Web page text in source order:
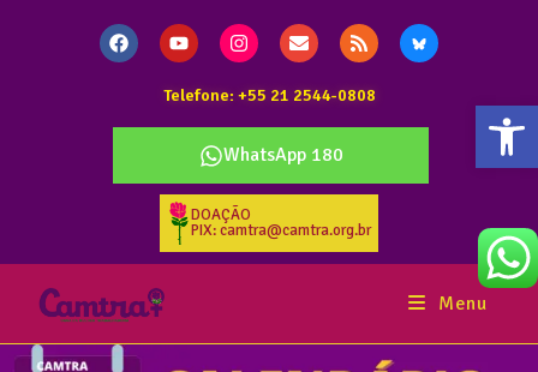
Telefone: +55 21 2544-0808
WhatsApp 180
DOAÇÃO
PIX: camtra@camtra.org.br
Menu